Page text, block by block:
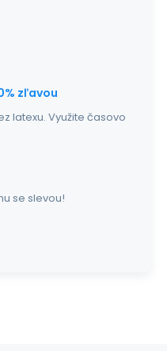
zľavou
latexu. Využite časovo
se slevou!